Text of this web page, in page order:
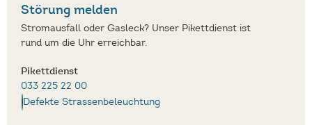
Störung melden
Stromausfall oder Gasleck? Unser Pikettdienst ist
rund um die Uhr erreichbar.
Pikettdienst
033 225 22 00
Defekte Strassenbeleuchtung